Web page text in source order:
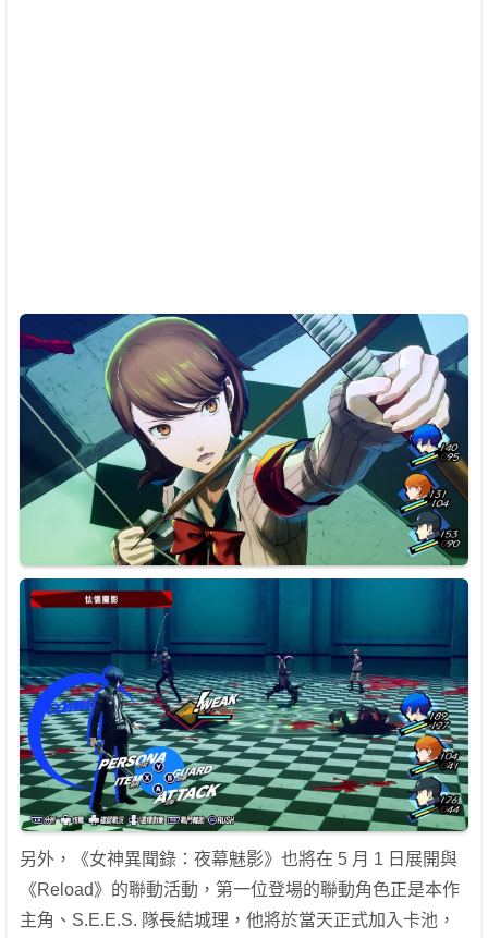
另外，《女神異聞錄：夜幕魅影》也將在 5 月 1 日展開與
《Reload》的聯動活動，第一位登場的聯動角色正是本作
主角、S.E.E.S. 隊長結城理，他將於當天正式加入卡池，